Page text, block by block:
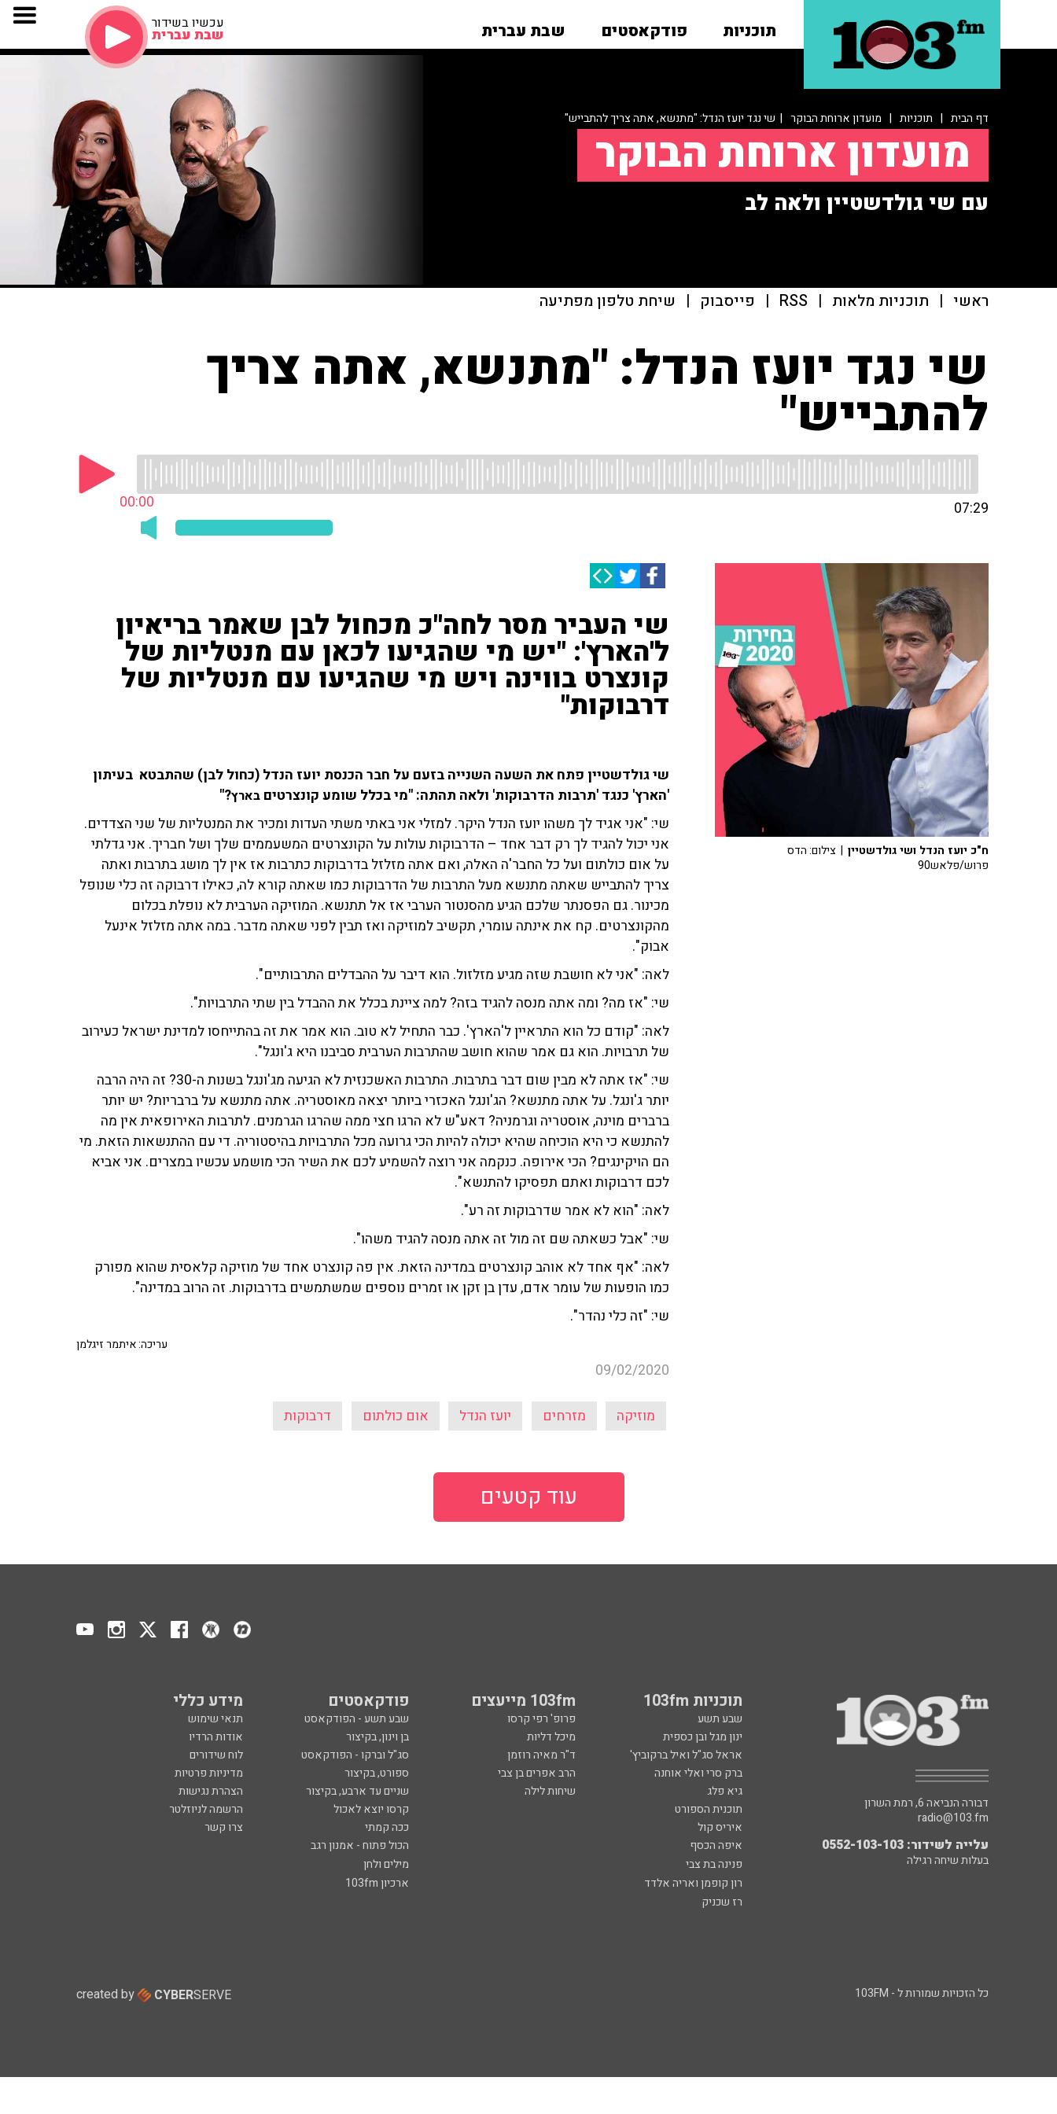
תוכניות פודקאסטים שבת עברית עכשיו בשידור
שבת עברית
דף הבית | תוכניות | מועדון ארוחת הבוקר | שי נגד יועז הנדל: "מתנשא, אתה צריך להתבייש"
מועדון ארוחת הבוקר
עם שי גולדשטיין ולאה לב
ראשי | תוכניות מלאות |
RSS
| פייסבוק | שיחת טלפון מפתיעה
שי נגד יועז הנדל: "מתנשא, אתה צריך
להתבייש"
00:00 07:29
שי העביר מסר לחה"כ מכחול לבן שאמר בריאיון
ל'הארץ': "יש מי שהגיעו לכאן עם מנטליות של
קונצרט בווינה ויש מי שהגיעו עם מנטליות של
דרבוקות"
שי גולדשטיין פתח את השעה השנייה בזעם על חבר הכנסת יועז הנדל (כחול לבן) שהתבטא בעיתון
'הארץ' כנגד 'תרבות הדרבוקות' ולאה תהתה: "מי בכלל שומע קונצרטים בארץ?"
שי: "אני אגיד לך משהו יועז הנדל היקר. למזלי אני באתי משתי העדות ומכיר את המנטליות של שני הצדדים.
אני יכול להגיד לך רק דבר אחד – הדרבוקות עולות על הקונצרטים המשעממים שלך ושל חבריך. אני גדלתי
על אום כולתום ועל כל החבר'ה האלה, ואם אתה מזלזל בדרבוקות כתרבות אז אין לך מושג בתרבות ואתה
צריך להתבייש שאתה מתנשא מעל התרבות של הדרבוקות כמו שאתה קורא לה, כאילו דרבוקה זה כלי שנופל
מכינור. גם הפסנתר שלכם הגיע מהסנטור הערבי אז אל תתנשא. המוזיקה הערבית לא נופלת בכלום
מהקונצרטים. קח את אינתה עומרי, תקשיב למוזיקה ואז תבין לפני שאתה מדבר. במה אתה מזלזל אינעל
אבוק".
לאה: "אני לא חושבת שזה מגיע מזלזול. הוא דיבר על ההבדלים התרבותיים".
שי: "אז מה? ומה אתה מנסה להגיד בזה? למה ציינת בכלל את ההבדל בין שתי התרבויות".
לאה: "קודם כל הוא התראיין ל'הארץ'. כבר התחיל לא טוב. הוא אמר את זה בהתייחסו למדינת ישראל כעירוב
של תרבויות. הוא גם אמר שהוא חושב שהתרבות הערבית סביבנו היא ג'ונגל".
שי: "אז אתה לא מבין שום דבר בתרבות. התרבות האשכנזית לא הגיעה מג'ונגל בשנות ה-30? זה היה הרבה
יותר ג'ונגל. על אתה מתנשא? הג'ונגל האכזרי ביותר יצאה מאוסטריה. אתה מתנשא על ברבריות? יש יותר
ברברים מוינה, אוסטריה וגרמניה? דאע"ש לא הרגו חצי ממה שהרגו הגרמנים. לתרבות האירופאית אין מה
להתנשא כי היא הוכיחה שהיא יכולה להיות הכי גרועה מכל התרבויות בהיסטוריה. די עם ההתנשאות הזאת. מי
הם הויקינגים? הכי אירופה. כנקמה אני רוצה להשמיע לכם את השיר הכי מושמע עכשיו במצרים. אני אביא
לכם דרבוקות ואתם תפסיקו להתנשא".
לאה: "הוא לא אמר שדרבוקות זה רע".
שי: "אבל כשאתה שם זה מול זה אתה מנסה להגיד משהו".
לאה: "אף אחד לא אוהב קונצרטים במדינה הזאת. אין פה קונצרט אחד של מוזיקה קלאסית שהוא מפורק
כמו הופעות של עומר אדם, עדן בן זקן או זמרים נוספים שמשתמשים בדרבוקות. זה הרוב במדינה".
שי: "זה כלי נהדר".
עריכה: איתמר זיגלמן
09/02/2020
מוזיקה מזרחים יועז הנדל אום כולתום דרבוקות
ח"כ יועז הנדל ושי גולדשטיין | צילום: הדס
פרוש/פלאש90
עוד קטעים
תוכניות 103fm 103fm מייעצים פודקאסטים מידע כללי
שבע תשע פרופ' רפי קרסו שבע תשע - הפודקאסט
תנאי שימוש
ינון מגל ובן כספית
מיכל דליות בן וינון, בקיצור
אודות הרדיו
אראל סג"ל ואיל ברקוביץ'
ד"ר מאיה רוזמן סג"ל וברקו - הפודקאסט
לוח שידורים
ברק סרי ואלי אוחנה
הרב אפרים בן צבי ספורט, בקיצור
מדיניות פרטיות
גיא פלג
שיחות לילה שניים עד ארבע, בקיצור
הצהרת נגישות
תוכנית הספורט
קרסו יוצא לאכול
הרשמה לניוזלטר
איריס קול
ככה קמתי
צרו קשר
איפה הכסף
הכול פתוח - אמנון רגב
פנינה בת צבי
מילים ולחן
רון קופמן ואריה אלדד
ארכיון 103fm
רז שכניק
דבורה הנביאה 6, רמת השרון
radio@103.fm
עלייה לשידור: 0552-103-103
בעלות שיחה רגילה
כל הזכויות שמורות ל - 103FM created by CYBERSERVE